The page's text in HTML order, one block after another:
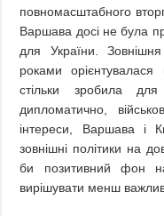
повномасштабного
Варшава досі не була
для України.
роками
стільки зробила для
дипломатично,
інтереси, Варшава і
зовнішні політики на
би позитивний фон
вирішувати менш